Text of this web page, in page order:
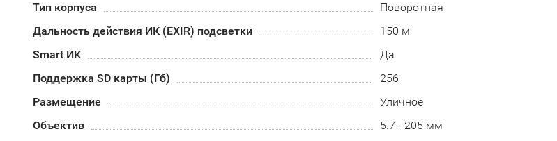
Тип корпуса
Поворотная
Дальность действия ИК (EXIR) подсветки
150 м
Smart ИК
Да
Поддержка SD карты (Гб)
256
Размещение
Уличное
Объектив
5.7 - 205 мм